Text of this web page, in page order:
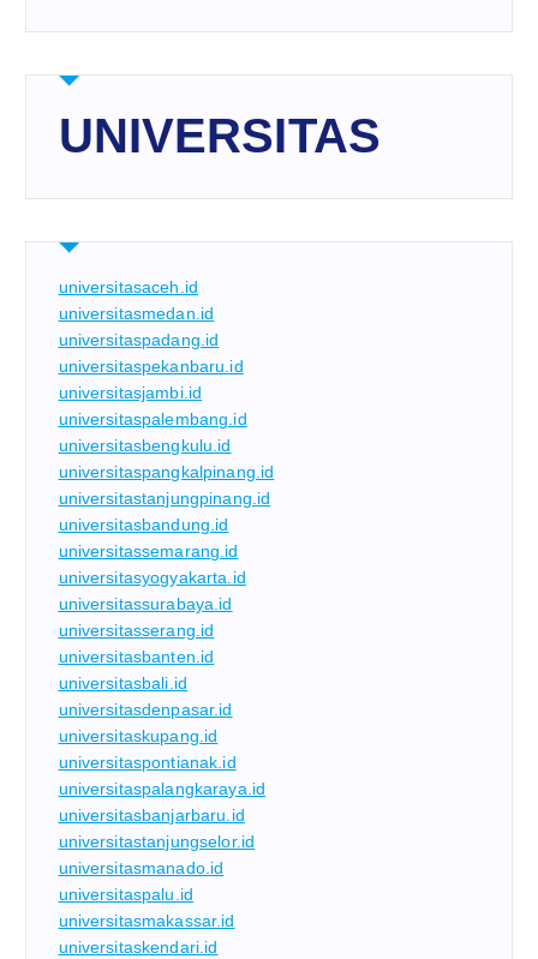
UNIVERSITAS
universitasaceh.id
universitasmedan.id
universitaspadang.id
universitaspekanbaru.id
universitasjambi.id
universitaspalembang.id
universitasbengkulu.id
universitaspangkalpinang.id
universitastanjungpinang.id
universitasbandung.id
universitassemarang.id
universitasyogyakarta.id
universitassurabaya.id
universitasserang.id
universitasbanten.id
universitasbali.id
universitasdenpasar.id
universitaskupang.id
universitaspontianak.id
universitaspalangkaraya.id
universitasbanjarbaru.id
universitastanjungselor.id
universitasmanado.id
universitaspalu.id
universitasmakassar.id
universitaskendari.id